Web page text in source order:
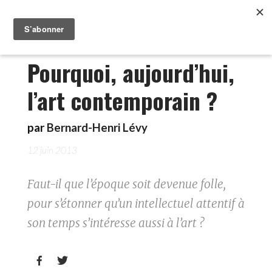
Pourquoi, aujourd’hui,
l’art contemporain ?
par Bernard-Henri Lévy
12 juin 2013
Faut-il que l’époque soit devenue folle,
pour s’étonner qu’un intellectuel attentif à
son temps s’intéresse aussi à l’art ?
 